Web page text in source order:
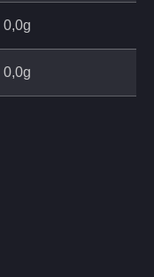
0,0g
0,0g